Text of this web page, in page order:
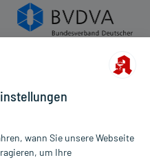
wann Sie unsere Webseite
um Ihre